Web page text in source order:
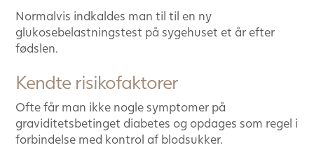
Normalvis indkaldes man til til en ny
glukosebelastningstest på sygehuset et år efter
fødslen.
Kendte risikofaktorer
Ofte får man ikke nogle symptomer på
graviditetsbetinget diabetes og opdages som regel i
forbindelse med kontrol af blodsukker.